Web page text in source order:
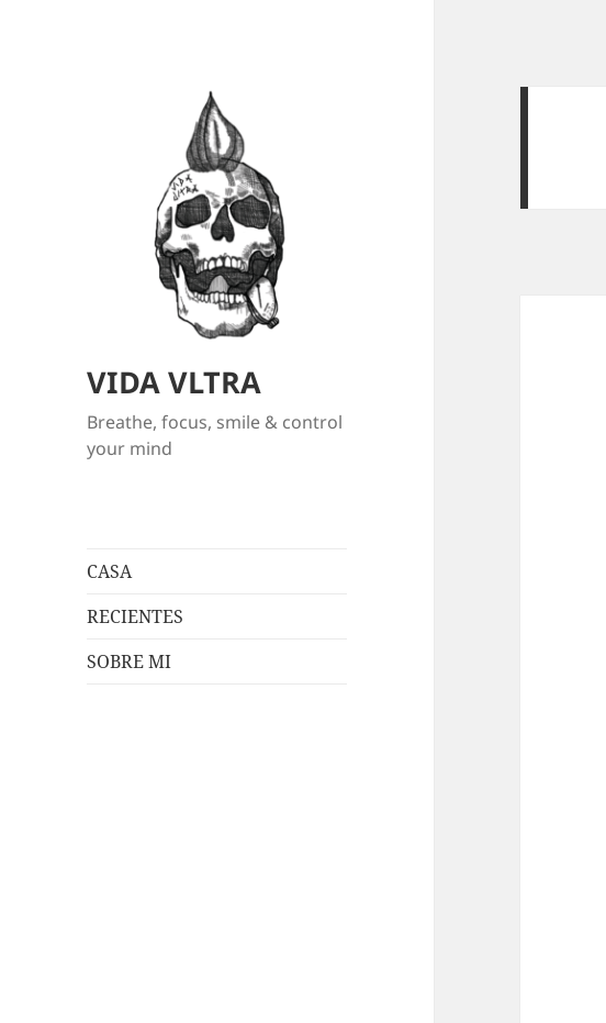
VIDA VLTRA
Breathe, focus, smile & control
your mind
CASA
RECIENTES
SOBRE MI